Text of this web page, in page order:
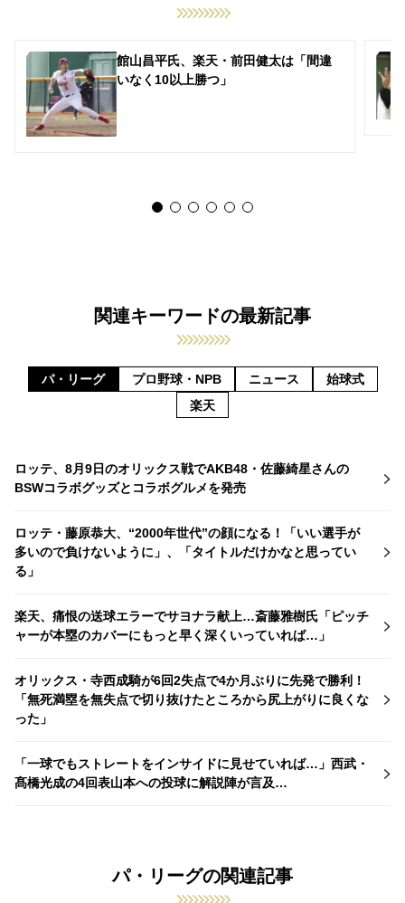
館山昌平氏、楽天・前田健太は「間違
いなく10以上勝つ」
関連キーワードの最新記事
パ・リーグ プロ野球・NPB ニュース
始球式
楽天
ロッテ、8月9日のオリックス戦でAKB48・佐藤綺星さんの
BSWコラボグッズとコラボグルメを発売
ロッテ・藤原恭大、“2000年世代”の顔になる！「いい選手が
多いので負けないように」、「タイトルだけかなと思ってい
る」
楽天、痛恨の送球エラーでサヨナラ献上…斎藤雅樹氏「ピッチ
ャーが本塁のカバーにもっと早く深くいっていれば…」
オリックス・寺西成騎が6回2失点で4か月ぶりに先発で勝利！
「無死満塁を無失点で切り抜けたところから尻上がりに良くな
った」
「一球でもストレートをインサイドに見せていれば…」西武・
髙橋光成の4回表山本への投球に解説陣が言及…
パ・リーグの関連記事